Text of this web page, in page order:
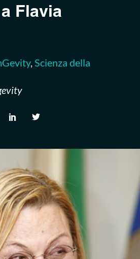
Flavia
,Scienza della